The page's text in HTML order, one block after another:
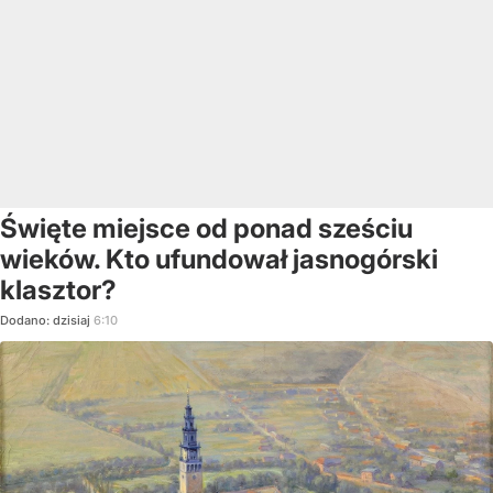
Święte miejsce od ponad sześciu
wieków. Kto ufundował jasnogórski
klasztor?
Dodano: dzisiaj 6:10